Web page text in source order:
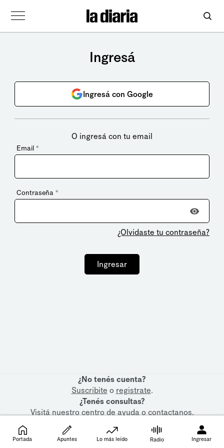
Ingresá
Ingresá con Google
O ingresá con tu email
Email *
Contraseña *
¿Olvidaste tu contraseña?
Ingresar
¿No tenés cuenta?
Suscribite o registrate.
¿Tenés consultas?
Visitá nuestrocentro de ayudaocontactanos.
Portada Apuntes Lo más leído Radio Ingresar